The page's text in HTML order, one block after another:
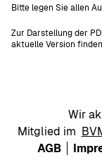
Bitte legen Sie allen
Zur Darstellung der
aktuelle Version
Wir
Mitglied im
AGB